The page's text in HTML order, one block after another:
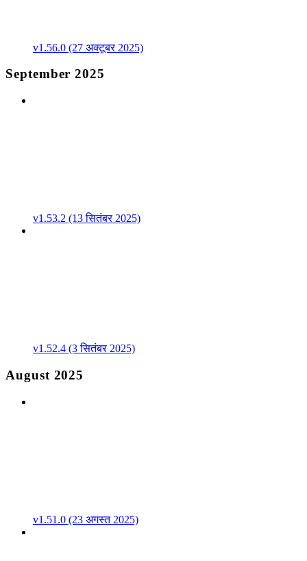
v1.56.0 (27 अक्टूबर 2025)
September 2025
v1.53.2 (13 सितंबर 2025)
v1.52.4 (3 सितंबर 2025)
August 2025
v1.51.0 (23 अगस्त 2025)